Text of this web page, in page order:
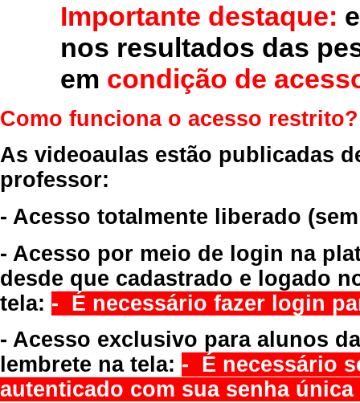
Importante destaque:
nos resultados das
em condição de
Como funciona o acesso restrito?
As videoaulas estão publicadas
professor:
- Acesso totalmente liberado
- Acesso por meio de login na
desde que cadastrado e logado
tela: - É necessário fazer login
- Acesso exclusivo para alunos
lembrete na tela: - É necessário
autenticado com sua senha